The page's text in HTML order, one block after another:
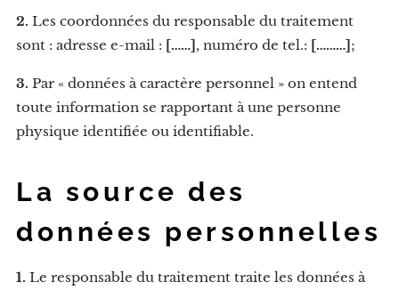
2. Les coordonnées du responsable du traitement
sont : adresse e-mail : [……], numéro de tel.: [………];
3. Par « données à caractère personnel » on entend
toute information se rapportant à une personne
physique identifiée ou identifiable.
La source des
données personnelles
1. Le responsable du traitement traite les données à